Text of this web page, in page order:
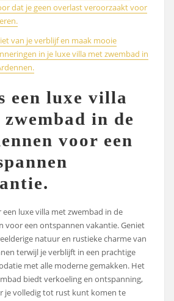
dat je geen overlast veroorzaakt voor
van je verblijf en maak mooie
in je luxe villa met zwembad in
een luxe villa
zwembad in de
voor een
een luxe villa met zwembad in de
voor een ontspannen vakantie. Geniet
natuur en rustieke charme van
terwijl je verblijft in een prachtige
met alle moderne gemakken. Het
biedt verkoeling en ontspanning,
je volledig tot rust kunt komen te